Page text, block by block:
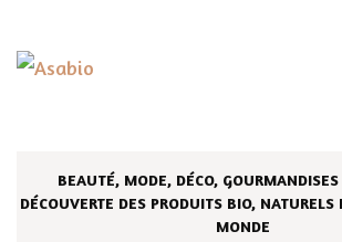
BEAUTÉ, MODE, DÉCO,
DÉCOUVERTE DES PRODUITS BIO, NATURELS
MONDE